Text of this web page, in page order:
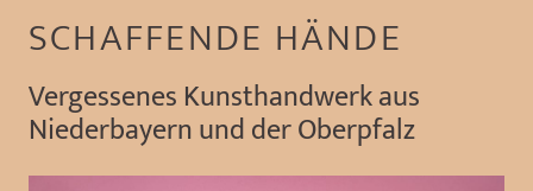
SCHAFFENDE HÄNDE
Vergessenes Kunsthandwerk aus
Niederbayern und der Oberpfalz